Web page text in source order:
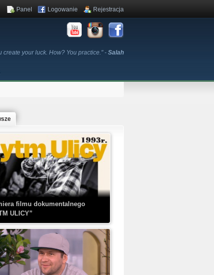
create your luck. How? You practice." - Salah
Panel Logowanie Rejestracja
filmu dokumentalnego
ULICY”